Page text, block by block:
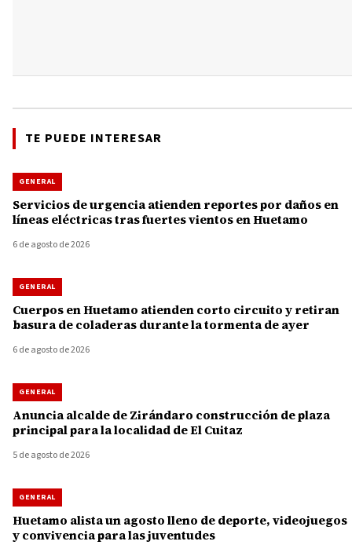
TE PUEDE INTERESAR
GENERAL
Servicios de urgencia atienden reportes por daños en
líneas eléctricas tras fuertes vientos en Huetamo
6 de agosto de 2026
GENERAL
Cuerpos en Huetamo atienden corto circuito y retiran
basura de coladeras durante la tormenta de ayer
6 de agosto de 2026
GENERAL
Anuncia alcalde de Zirándaro construcción de plaza
principal para la localidad de El Cuitaz
5 de agosto de 2026
GENERAL
Huetamo alista un agosto lleno de deporte, videojuegos
y convivencia para las juventudes